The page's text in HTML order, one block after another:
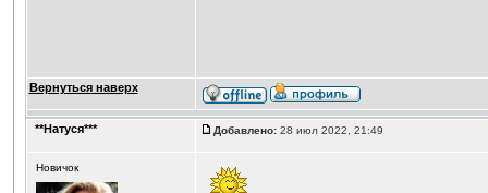
Вернуться наверх
**Натуся*** Добавлено:28 июл 2022, 21:49
Новичок